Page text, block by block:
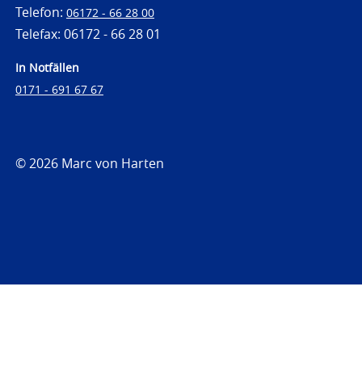
Telefon: 06172 - 66 28 00
Telefax: 06172 - 66 28 01
In Notfällen
0171 - 691 67 67
© 2026 Marc von Harten